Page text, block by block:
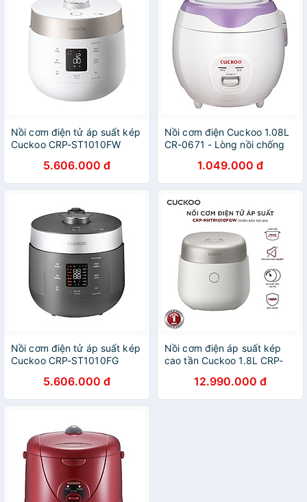
Nồi cơm điện tử áp suất kép
Cuckoo CRP-ST1010FW
Chính Hãng5.606.000 đ
Nồi cơm điện Cuckoo 1.08L
CR-0671 - Lòng nồi chống
chính hãng Cuckoo Vina
1.049.000 đ
Nồi cơm điện tử áp suất kép
Cuckoo CRP-ST1010FG
5.606.000 đ
Nồi cơm điện áp suất kép
cao tần Cuckoo 1.8L CRP-
áp suất xi lanh hiện đại, giúp
giảm tiếng ồn- Lòng nồi phủ
12.990.000 đ